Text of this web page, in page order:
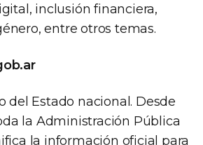
inclusión financiera,
entre otros temas.
del Estado nacional. Desde
la Administración Pública
la información oficial para